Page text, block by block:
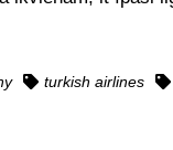
turkish airlines